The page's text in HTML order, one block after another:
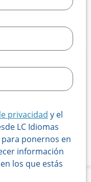
privacidad y el
LC Idiomas
ponernos en
información
los que estás